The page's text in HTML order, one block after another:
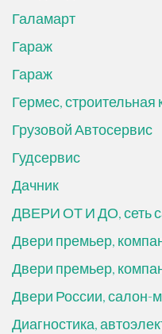
Галамарт
Гараж
Гараж
Гермес, строительная
Грузовой Автосервис
Гудсервис
Дачник
ДВЕРИ ОТ И ДО, сеть
Двери премьер,
Двери премьер,
Двери России, салон-
Диагностика,